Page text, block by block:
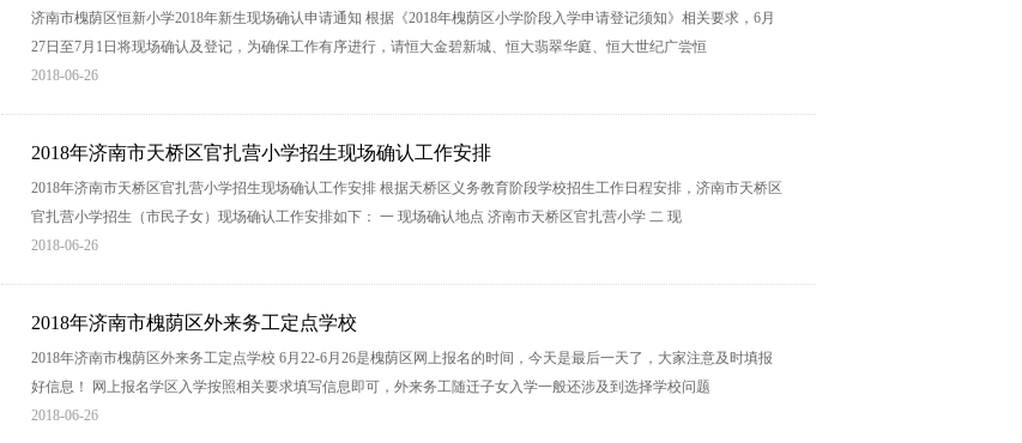
济南市槐荫区恒新小学2018年新生现场确认申请通知 根据《2018年槐荫区小学阶段入学申请登记须知》相关要求，6月
27日至7月1日将现场确认及登记，为确保工作有序进行，请恒大金碧新城、恒大翡翠华庭、恒大世纪广尝恒
2018-06-26
2018年济南市天桥区官扎营小学招生现场确认工作安排
2018年济南市天桥区官扎营小学招生现场确认工作安排 根据天桥区义务教育阶段学校招生工作日程安排，济南市天桥区
官扎营小学招生（市民子女）现场确认工作安排如下： 一 现场确认地点 济南市天桥区官扎营小学 二 现
2018-06-26
2018年济南市槐荫区外来务工定点学校
2018年济南市槐荫区外来务工定点学校 6月22-6月26是槐荫区网上报名的时间，今天是最后一天了，大家注意及时填报
好信息！ 网上报名学区入学按照相关要求填写信息即可，外来务工随迁子女入学一般还涉及到选择学校问题
2018-06-26